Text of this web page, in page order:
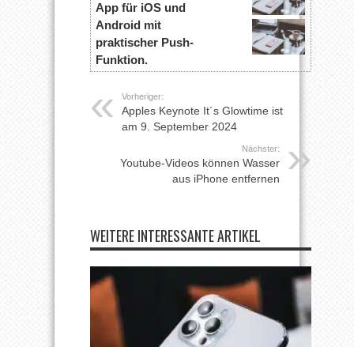
App für iOS und
Android mit
praktischer Push-
Funktion.
Vorheriger:
Apples Keynote It´s Glowtime ist
am 9. September 2024
Nächster:
Youtube-Videos können Wasser
aus iPhone entfernen
WEITERE INTERESSANTE ARTIKEL